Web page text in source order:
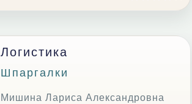
Логистика
Шпаргалки
Мишина Лариса Александровна